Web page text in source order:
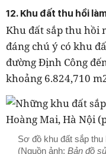
12. Khu đất thu hồi
Khu đất sắp thu hồi
đáng chú ý có khu
đường Định Công
khoảng 6.824,710
Sơ đồ khu đất sắp
(Nguồn ảnh: Bản đồ